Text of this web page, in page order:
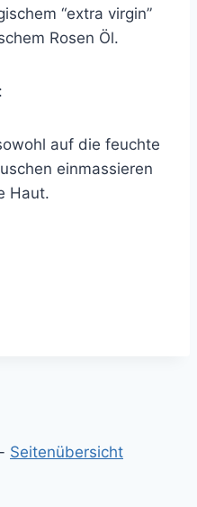
“extra virgin”
Rosen Öl.
auf die feuchte
einmassieren
Haut.
Seitenübersicht